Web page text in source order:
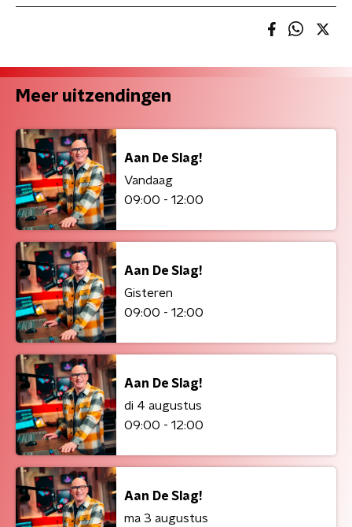
Meer uitzendingen
Aan De Slag!
Vandaag
09:00 - 12:00
Aan De Slag!
Gisteren
09:00 - 12:00
Aan De Slag!
di 4 augustus
09:00 - 12:00
Aan De Slag!
ma 3 augustus